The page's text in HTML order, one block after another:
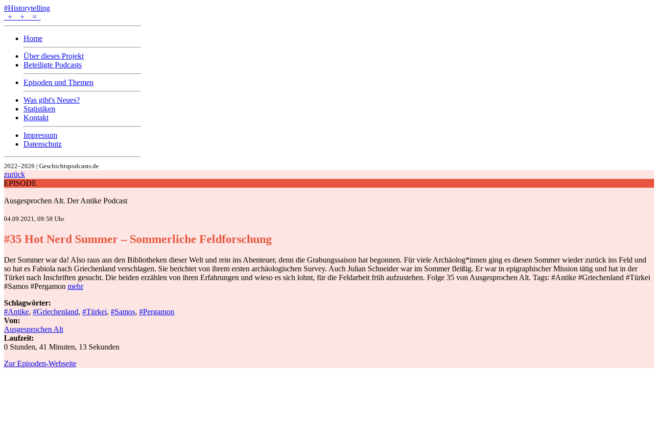
#Historytelling
+
+ =
Home
Über dieses Projekt
Beteiligte Podcasts
Episoden und Themen
Was gibt's Neues?
Statistiken
Kontakt
Impressum
Datenschutz
2022–2026 | Geschichtspodcasts.de
zurück
EPISODE
Ausgesprochen Alt. Der Antike Podcast
04.09.2021, 09:58 Uhr
#35 Hot Nerd Summer – Sommerliche Feldforschung
Der Sommer war da! Also raus aus den Bibliotheken dieser Welt und rein ins Abenteuer, denn die Grabungssaison hat begonnen. Für viele Archäolog*innen ging es diesen Sommer wieder zurück ins Feld und
so hat es Fabiola nach Griechenland verschlagen. Sie berichtet von ihrem ersten archäologischen Survey. Auch Julian Schneider war im Sommer fleißig. Er war in epigraphischer Mission tätig und hat in der
Türkei nach Inschriften gesucht. Die beiden erzählen von ihren Erfahrungen und wieso es sich lohnt, für die Feldarbeit früh aufzustehen. Folge 35 von Ausgesprochen Alt. Tags: #Antike #Griechenland #Türkei
#Samos #Pergamon mehr
Schlagwörter:
#Antike, #Griechenland, #Türkei, #Samos, #Pergamon
Von:
Ausgesprochen Alt
Laufzeit:
0 Stunden, 41 Minuten, 13 Sekunden
Zur Episoden-Webseite